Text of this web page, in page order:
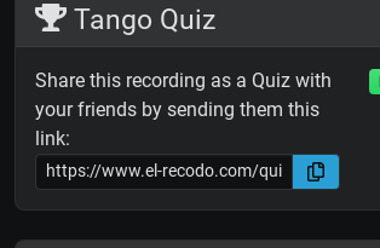
Tango Quiz
Share this recording as a Quiz with
your friends by sending them this
link: